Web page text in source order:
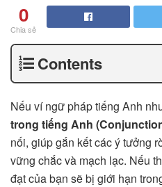
0
Chia sẻ
Contents
Nếu ví ngữ pháp tiếng Anh
trong tiếng Anh
nối, giúp gắn kết các ý tưởng
vững chắc và mạch lạc. Nếu
đạt của bạn sẽ bị giới hạn